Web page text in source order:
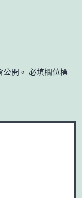
開。 必填欄位標